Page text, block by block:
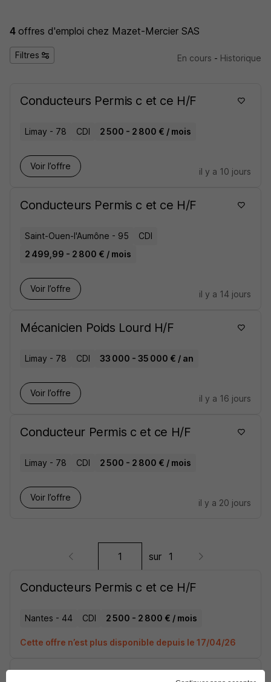
4 offres d'emploi chez Mazet-Mercier SAS
Filtres En cours - Historique
Conducteurs Permis c et ce H/F
Limay - 78 CDI 2 500 - 2 800 € / mois
Voir l’offre
il y a 10 jours
Conducteurs Permis c et ce H/F
Saint-Ouen-l'Aumône - 95
CDI
2 499,99 - 2 800 € / mois
Voir l’offre
il y a 14 jours
Mécanicien Poids Lourd H/F
Limay - 78 CDI 33 000 - 35 000 € / an
Voir l’offre
il y a 16 jours
Conducteur Permis c et ce H/F
Limay - 78 CDI 2 500 - 2 800 € / mois
Voir l’offre
il y a 20 jours
sur 1
Conducteurs Permis c et ce H/F
Nantes - 44 CDI 2 500 - 2 800 € / mois
Cette offre n’est plus disponible depuis le 17/04/26